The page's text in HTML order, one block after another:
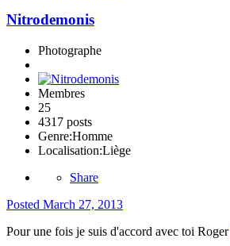
Nitrodemonis
Photographe
Membres
25
4317 posts
Genre:Homme
Localisation:Liège
Share
Posted March 27, 2013
Pour une fois je suis d'accord avec toi Roger